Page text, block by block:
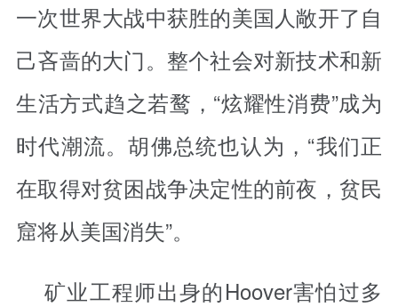
一次世界大战中获胜的美国人敞开了自
己吝啬的大门。整个社会对新技术和新
生活方式趋之若鹜，“炫耀性消费”成为
时代潮流。胡佛总统也认为，“我们正
在取得对贫困战争决定性的前夜，贫民
窟将从美国消失”。
矿业工程师出身的Hoover害怕过多